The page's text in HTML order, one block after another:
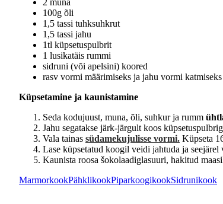
100g õli
1,5 tassi tuhksuhkrut
1,5 tassi jahu
1tl küpsetuspulbrit
1 lusikatäis rummi
sidruni (või apelsini) koored
rasv vormi määrimiseks ja jahu vormi katmiseks
Küpsetamine ja kaunistamine
Seda kodujuust, muna, õli, suhkur ja rumm
Jahu segatakse järk-järgult koos
Vala tainas südamekujulisse vormi. Küpseta
Lase küpsetatud koogil veidi jahtuda ja seejärel
Kaunista roosa šokolaadiglasuuri, hakitud
MarmorkookPähklikookPiparkoogikookSidrunikook